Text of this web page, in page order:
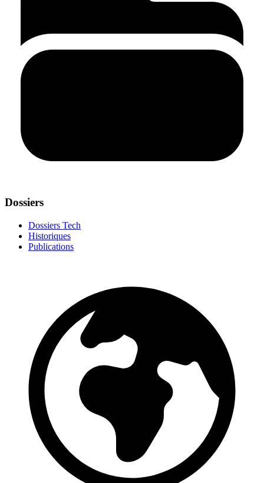
Dossiers
Dossiers Tech
Historiques
Publications